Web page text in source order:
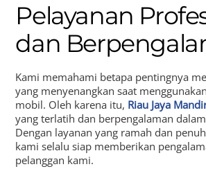
Pelayanan
dan
Kami memahami betapa pentingnya
yang menyenangkan saat
mobil. Oleh karena itu, Riau Jaya
yang terlatih dan berpengalaman
Dengan layanan yang ramah dan
kami selalu siap memberikan
pelanggan kami.